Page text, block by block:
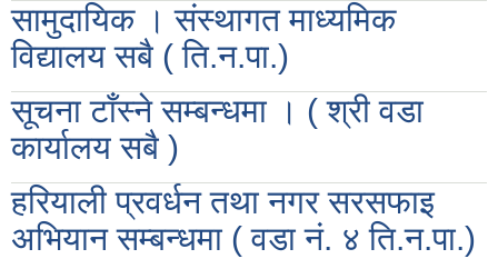
सामुदायिक । संस्थागत माध्यमिक
विद्यालय सबै ( ति.न.पा.)
सूचना टाँस्ने सम्बन्धमा । ( श्री वडा
कार्यालय सबै )
हरियाली प्रवर्धन तथा नगर सरसफाइ
अभियान सम्बन्धमा ( वडा नं. ४ ति.न.पा.)